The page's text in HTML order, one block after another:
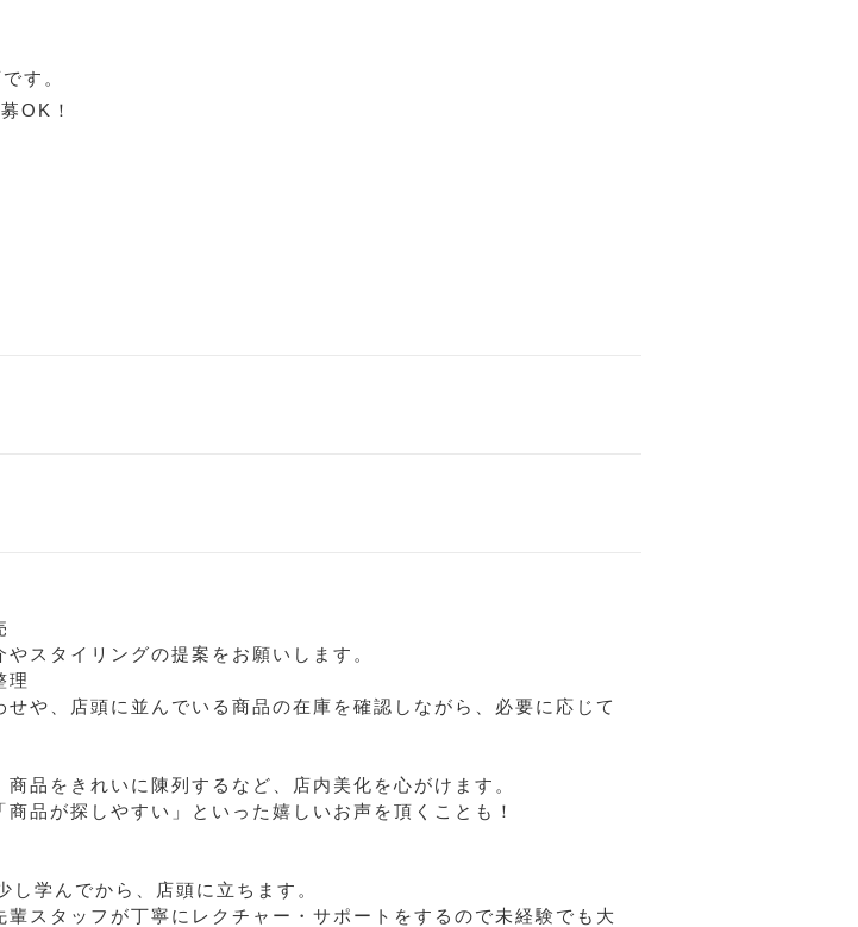
す。
OK！
スタイリングの提案をお願いします。
理
や、店頭に並んでいる商品の在庫を確認しながら、必要に応じて
品をきれいに陳列するなど、店内美化を心がけます。
品が探しやすい」といった嬉しいお声を頂くことも！
学んでから、店頭に立ちます。
スタッフが丁寧にレクチャー・サポートをするので未経験でも大